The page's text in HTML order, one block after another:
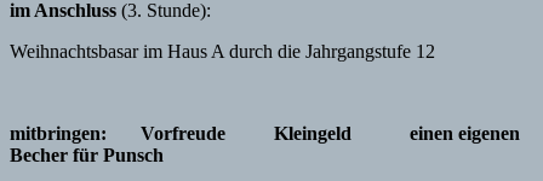
im Anschluss (3. Stunde):
Weihnachtsbasar im Haus A durch die Jahrgangstufe 12
mitbringen: Vorfreude Kleingeld einen eigenen
Becher für Punsch